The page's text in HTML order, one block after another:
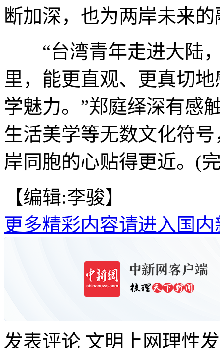
断加深，也为两岸未来
“台湾青年走进大陆，
里，能更直观、更真切
学魅力。”郑庭绎深有感
生活美学等无数文化符
岸同胞的心贴得更近。(
【编辑:李骏】
更多精彩内容请进入国内
发表评论 文明上网理性